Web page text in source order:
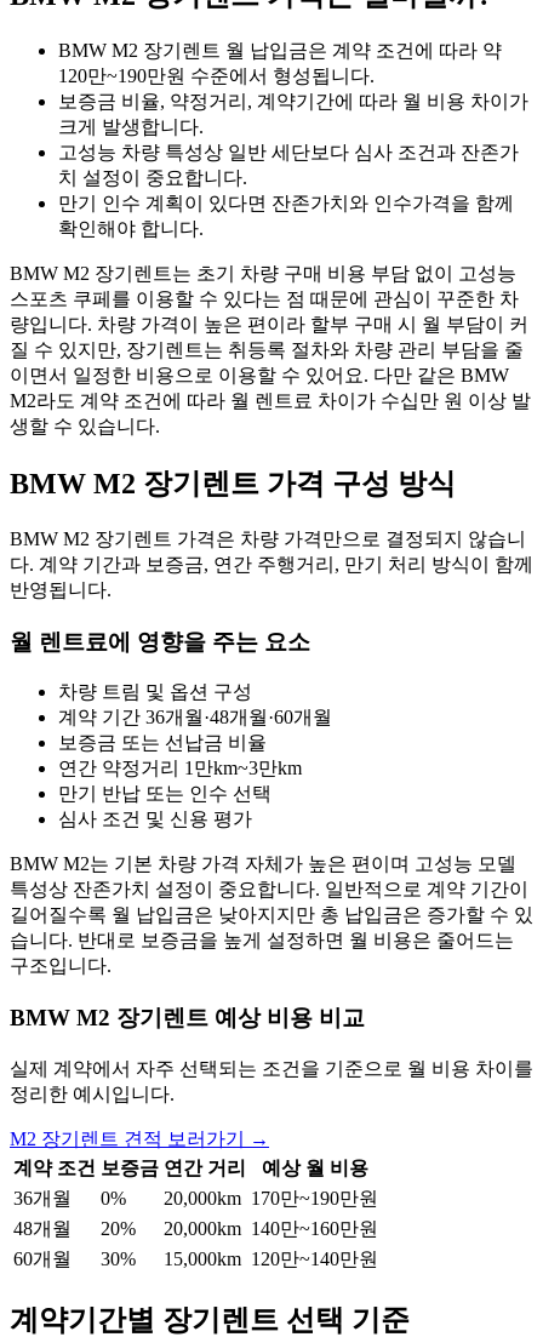
BMW M2 장기렌트 월 납입금은 계약 조건에 따라 약
120만~190만원 수준에서 형성됩니다.
보증금 비율, 약정거리, 계약기간에 따라 월 비용 차이가
크게 발생합니다.
고성능 차량 특성상 일반 세단보다 심사 조건과 잔존가
치 설정이 중요합니다.
만기 인수 계획이 있다면 잔존가치와 인수가격을 함께
확인해야 합니다.
BMW M2 장기렌트는 초기 차량 구매 비용 부담 없이 고성능
스포츠 쿠페를 이용할 수 있다는 점 때문에 관심이 꾸준한 차
량입니다. 차량 가격이 높은 편이라 할부 구매 시 월 부담이 커
질 수 있지만, 장기렌트는 취등록 절차와 차량 관리 부담을 줄
이면서 일정한 비용으로 이용할 수 있어요. 다만 같은 BMW
M2라도 계약 조건에 따라 월 렌트료 차이가 수십만 원 이상 발
생할 수 있습니다.
BMW M2 장기렌트 가격 구성 방식
BMW M2 장기렌트 가격은 차량 가격만으로 결정되지 않습니
다. 계약 기간과 보증금, 연간 주행거리, 만기 처리 방식이 함께
반영됩니다.
월 렌트료에 영향을 주는 요소
차량 트림 및 옵션 구성
계약 기간 36개월·48개월·60개월
보증금 또는 선납금 비율
연간 약정거리 1만km~3만km
만기 반납 또는 인수 선택
심사 조건 및 신용 평가
BMW M2는 기본 차량 가격 자체가 높은 편이며 고성능 모델
특성상 잔존가치 설정이 중요합니다. 일반적으로 계약 기간이
길어질수록 월 납입금은 낮아지지만 총 납입금은 증가할 수 있
습니다. 반대로 보증금을 높게 설정하면 월 비용은 줄어드는
구조입니다.
BMW M2 장기렌트 예상 비용 비교
실제 계약에서 자주 선택되는 조건을 기준으로 월 비용 차이를
정리한 예시입니다.
M2 장기렌트 견적 보러가기 →
계약 조건 보증금 연간 거리
예상 월 비용
36개월
0% 20,000km 170만~190만원
48개월
20% 20,000km 140만~160만원
60개월
30% 15,000km 120만~140만원
계약기간별 장기렌트 선택 기준